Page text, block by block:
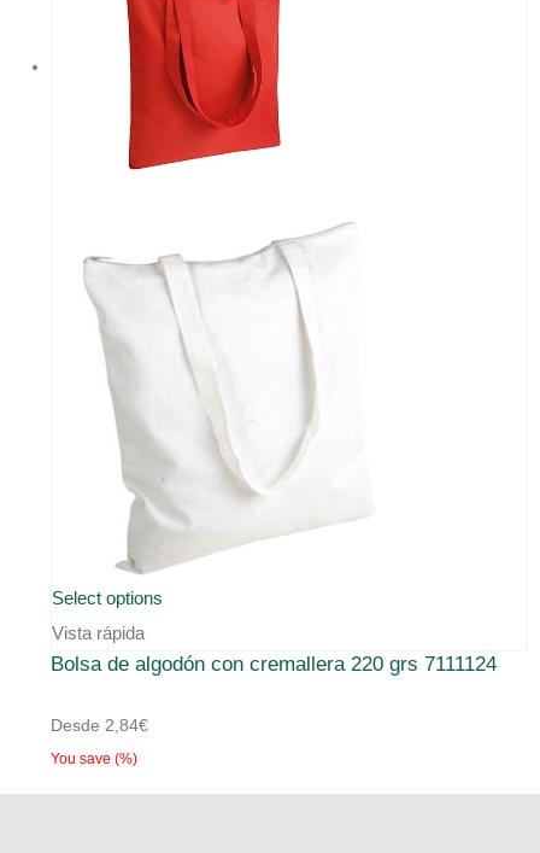
Select options
tiene
Vista rápida
Bolsa de algodón con cremallera 220 grs 7111124
Desde 2,84€
You save (%)